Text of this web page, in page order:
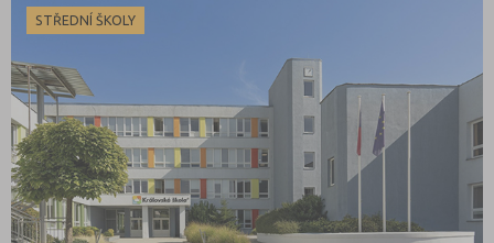
STŘEDNÍ ŠKOLY